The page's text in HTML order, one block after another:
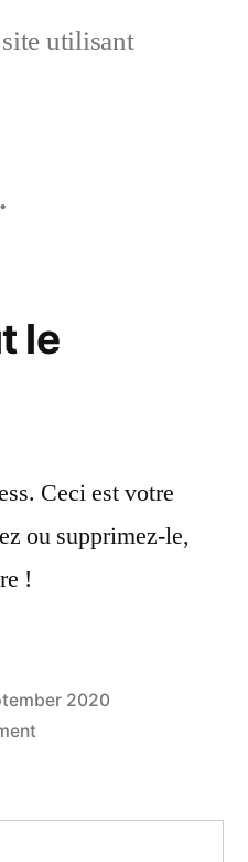
utilisant
le
Ceci est votre
ou supprimez-le,
!
2020
on
le